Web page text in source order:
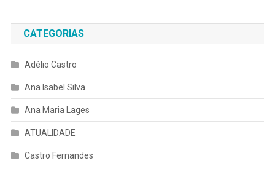
CATEGORIAS
Adélio Castro
Ana Isabel Silva
Ana Maria Lages
ATUALIDADE
Castro Fernandes